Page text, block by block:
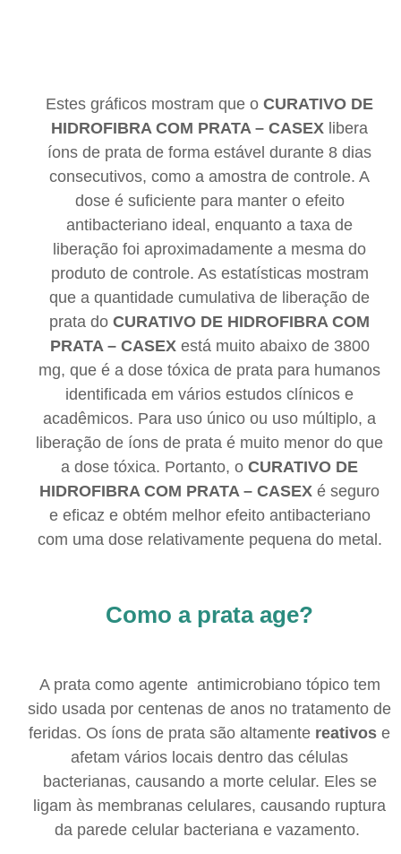
Estes gráficos mostram que o CURATIVO DE
HIDROFIBRA COM PRATA – CASEX libera
íons de prata de forma estável durante 8 dias
consecutivos, como a amostra de controle. A
dose é suficiente para manter o efeito
antibacteriano ideal, enquanto a taxa de
liberação foi aproximadamente a mesma do
produto de controle. As estatísticas mostram
que a quantidade cumulativa de liberação de
prata do CURATIVO DE HIDROFIBRA COM
PRATA – CASEXestá muito abaixo de 3800
mg, que é a dose tóxica de prata para humanos
identificada em vários estudos clínicos e
acadêmicos. Para uso único ou uso múltiplo, a
liberação de íons de prata é muito menor do que
a dose tóxica. Portanto, o CURATIVO DE
HIDROFIBRA COM PRATA – CASEX é seguro
e eficaz e obtém melhor efeito antibacteriano
com uma dose relativamente pequena do metal.
Como a prata age?
A prata como agente antimicrobiano tópico tem
sido usada por centenas de anos no tratamento de
feridas. Os íons de prata são altamente reativos e
afetam vários locais dentro das células
bacterianas, causando a morte celular. Eles se
ligam às membranas celulares, causando ruptura
da parede celular bacteriana e vazamento.